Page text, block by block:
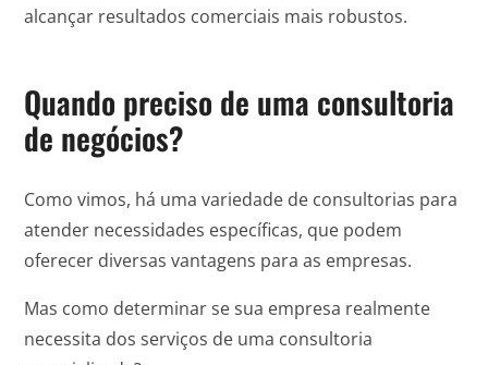
alcançar resultados comerciais mais robustos.
Quando preciso de uma consultoria
de negócios?
Como vimos, há uma variedade de consultorias para
atender necessidades específicas, que podem
oferecer diversas vantagens para as empresas.
Mas como determinar se sua empresa realmente
necessita dos serviços de uma consultoria